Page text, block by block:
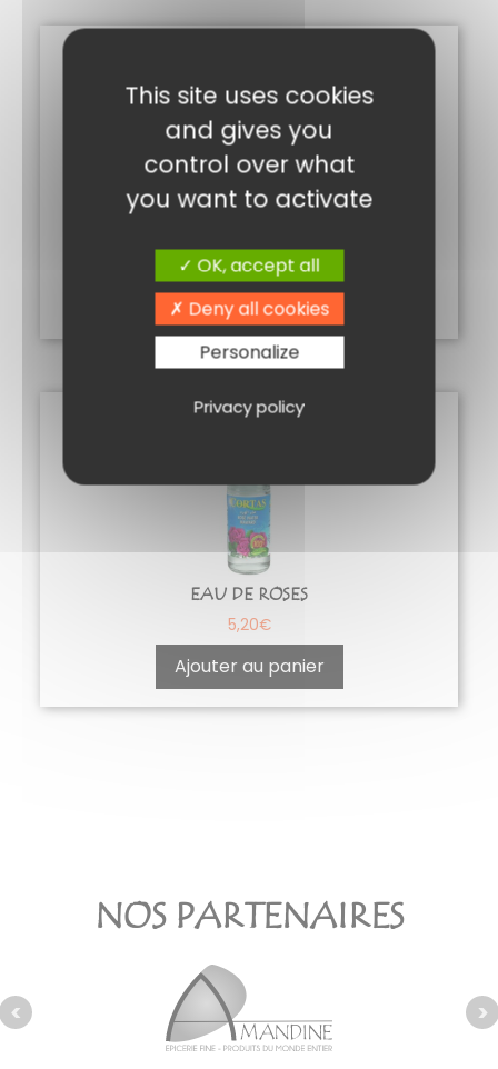
5,05€
Ajouter au panier
EAU DE ROSES
5,20€
Ajouter au panier
NOS PARTENAIRES
This site uses cookies
and gives you
control over what
you want to activate
OK, accept all
Deny all cookies
Personalize
Privacy policy